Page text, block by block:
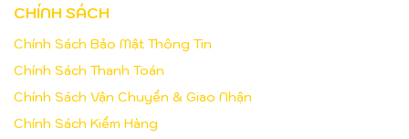
CHÍNH SÁCH
Chính Sách Bảo Mật Thông Tin
Chính Sách Thanh Toán
Chính Sách Vận Chuyển & Giao Nhận
Chính Sách Kiểm Hàng